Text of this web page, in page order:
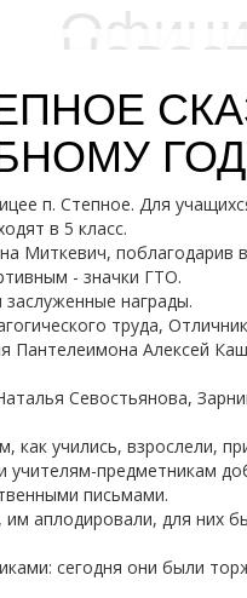
Самые актуальные
-происшествия,
-спорта,
-мира науки,
-медицины,
-общества
Хотите что бы о Вас
О частной
Просто закажите
п. Степное. Для
в 5 класс.
Миткевич, поблагодарив
- значки ГТО.
награды.
труда,
Пантелеимона Алексей
Севостьянова,
как учились, взрослели,
учителям-предметникам
письмами.
аплодировали, для них
сегодня они были